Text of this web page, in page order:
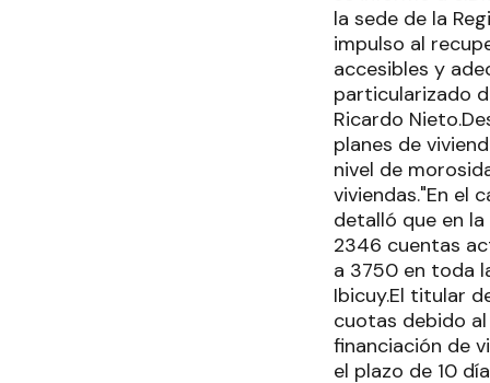
la sede de la
impulso al
accesibles y
particularizado
Ricardo
planes de
nivel de
viviendas."En el
detalló que en
2346 cuentas
a 3750 en toda
Ibicuy.El titular
cuotas debido
financiación de
el plazo de 10